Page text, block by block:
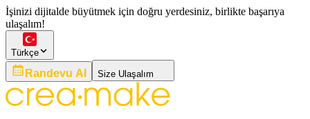
İşinizi dijitalde büyütmek için doğru yerdesiniz, birlikte başarıya
ulaşalım!
Türkçe
Randevu Al Size Ulaşalım